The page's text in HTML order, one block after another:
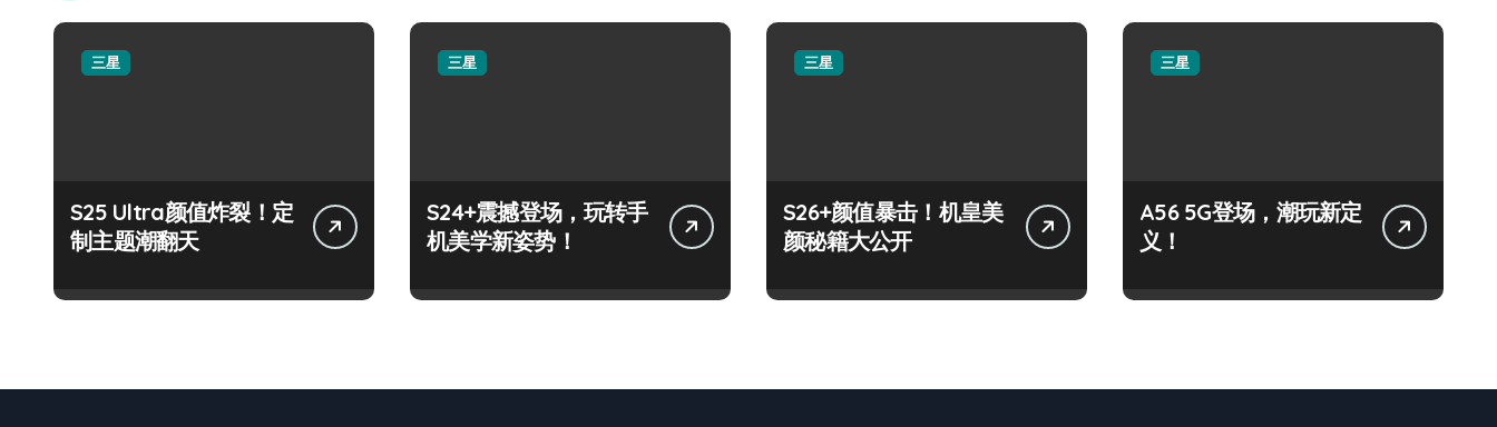
三星
S25 Ultra颜值炸裂！定
制主题潮翻天
三星
S24+震撼登场，玩转手
机美学新姿势！
三星
S26+颜值暴击！机皇美
颜秘籍大公开
三星
A56 5G登场，潮玩新定
义！